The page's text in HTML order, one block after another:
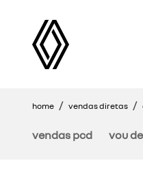
home vendas diretas
vendas pcd vou